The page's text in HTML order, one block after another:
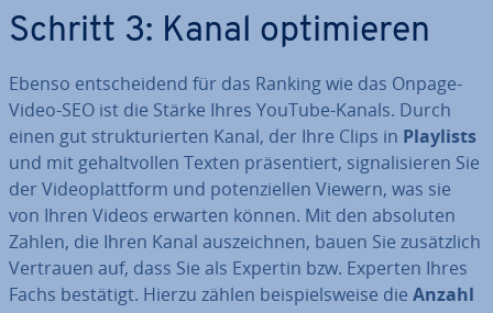
Schritt 3: Kanal op­ti­mie­ren
Ebenso ent­schei­dend für das Ranking wie das Onpage-
Video-SEO ist die Stärke Ihres YouTube-Kanals. Durch
einen gut struk­tu­rier­ten Kanal, der Ihre Clips in Playlists
und mit ge­halt­vol­len Texten prä­sen­tiert, si­gna­li­sie­ren Sie
der Vi­deo­platt­form und po­ten­zi­el­len Viewern, was sie
von Ihren Videos erwarten können. Mit den absoluten
Zahlen, die Ihren Kanal aus­zeich­nen, bauen Sie zu­sätz­lich
Vertrauen auf, dass Sie als Expertin bzw. Experten Ihres
Fachs bestätigt. Hierzu zählen bei­spiels­wei­se die Anzahl